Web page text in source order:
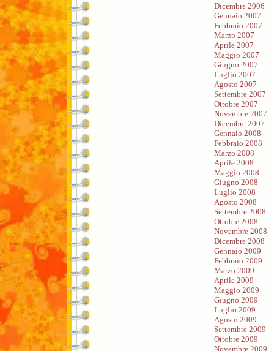
Dicembre 2006
Gennaio 2007
Febbraio 2007
Marzo 2007
Aprile 2007
Maggio 2007
Giugno 2007
Luglio 2007
Agosto 2007
Settembre 2007
Ottobre 2007
Novembre 2007
Dicembre 2007
Gennaio 2008
Febbraio 2008
Marzo 2008
Aprile 2008
Maggio 2008
Giugno 2008
Luglio 2008
Agosto 2008
Settembre 2008
Ottobre 2008
Novembre 2008
Dicembre 2008
Gennaio 2009
Febbraio 2009
Marzo 2009
Aprile 2009
Maggio 2009
Giugno 2009
Luglio 2009
Agosto 2009
Settembre 2009
Ottobre 2009
Novembre 2009